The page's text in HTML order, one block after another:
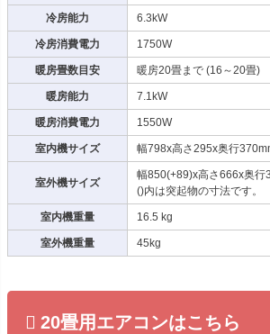
冷房能力 6.3kW
冷房消費電力 1750W
暖房畳数目安 暖房20畳まで (16～20畳)
暖房能力 7.1kW
暖房消費電力 1550W
室内機サイズ 幅798x高さ295x奥行
室外機サイズ
幅850(+89)x高さ666x奥行
()内は突起物の寸法です。
室内機重量 16.5 kg
室外機重量 45kg
20畳用エアコンはこちら